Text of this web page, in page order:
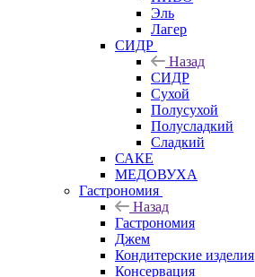
Эль
Лагер
СИДР
Назад
СИДР
Сухой
Полусухой
Полусладкий
Сладкий
САКЕ
МЕДОВУХА
Гастрономия
Назад
Гастрономия
Джем
Кондитерские изделия
Консервация